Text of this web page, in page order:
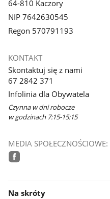
64-810 Kaczory
NIP 7642630545
Regon 570791193
KONTAKT
Skontaktuj się z nami
67 2842 371
Infolinia dla Obywatela
Czynna w dni robocze
w godzinach 7:15-15:15
MEDIA SPOŁECZNOŚCIOWE:
Na skróty